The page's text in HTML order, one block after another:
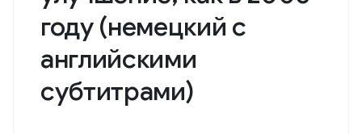
году (немецкий с
английскими
субтитрами)